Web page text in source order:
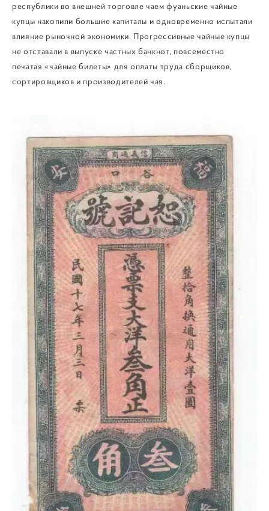
республики во внешней торговле чаем фуаньские чайные
купцы накопили большие капиталы и одновременно испытали
влияние рыночной экономики. Прогрессивные чайные купцы
не отставали в выпуске частных банкнот, повсеместно
печатая «чайные билеты» для оплаты труда сборщиков,
сортировщиков и производителей чая.